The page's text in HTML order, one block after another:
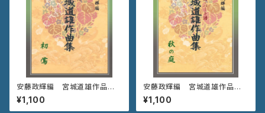
安藤政輝編 宮城道雄作品集
《初 鶯》
¥1,100
安藤政輝編 宮城道雄作品集
《秋の庭》
¥1,100